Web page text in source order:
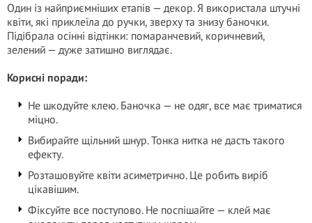
Один із найприємніших етапів — декор. Я використала штучні
квіти, які приклеїла до ручки, зверху та знизу баночки.
Підібрала осінні відтінки: помаранчевий, коричневий,
зелений — дуже затишно виглядає.
Корисні поради:
Не шкодуйте клею. Баночка — не одяг, все має триматися
міцно.
Вибирайте щільний шнур. Тонка нитка не дасть такого
ефекту.
Розташовуйте квіти асиметрично. Це робить виріб
цікавішим.
Фіксуйте все поступово. Не поспішайте — клей має